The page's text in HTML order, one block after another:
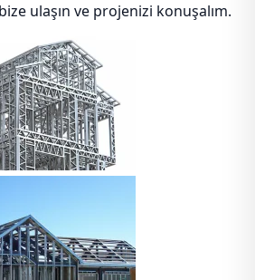
ulaşın ve projenizi konuşalım.